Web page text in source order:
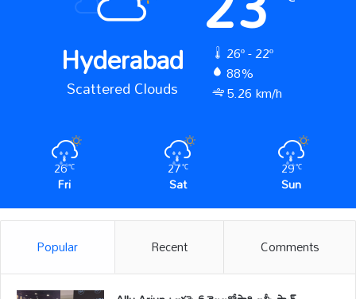
Hyderabad
Scattered Clouds
26º - 22º
88%
5.26 km/h
26℃
Fri
27℃
Sat
29℃
Sun
Popular Recent Comments